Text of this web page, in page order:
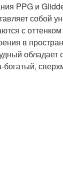
для
интерьера
PPG и
собой
с
в
обладает
богатый,